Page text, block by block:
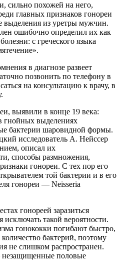
сильно похожей на него,
главных признаков гонореи
выделения из уретры мужчин.
ошибочно определил их как
с греческого языка
в диагнозе развеет
позвонить по телефону​ в
на консультацию к врачу, в
выявили в конце 19 века:
гнойных выделениях
бактерии шаровидной формы.
исследователь А. Нейссер
описал их
способы размножения,
гонореи. С тех пор его
той бактерии и в его
гонореи — Neisseria
гонореей заразиться
исключать такой вероятности.
гонококки погибают быстро,
бактерий, поэтому
не слишком распространен.
половые